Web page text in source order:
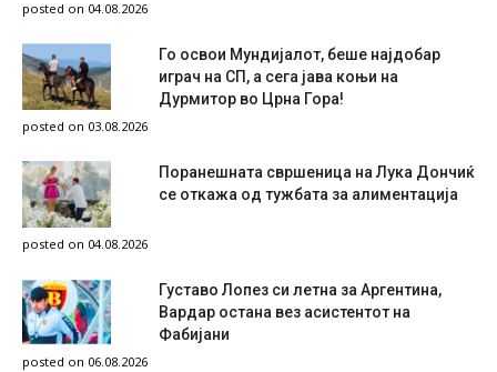
posted on 04.08.2026
Го освои Мундијалот, беше најдобар
играч на СП, а сега јава коњи на
Дурмитор во Црна Гора!
posted on 03.08.2026
Поранешната свршеница на Лука Дончиќ
се откажа од тужбата за алиментација
posted on 04.08.2026
Густаво Лопез си летна за Аргентина,
Вардар остана вез асистентот на
Фабијани
posted on 06.08.2026